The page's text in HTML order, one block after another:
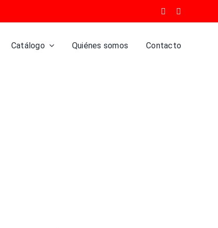
Catálogo Quiénes somos Contacto